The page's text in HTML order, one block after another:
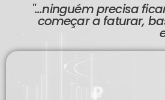
"...ninguém precisa
começar a faturar,